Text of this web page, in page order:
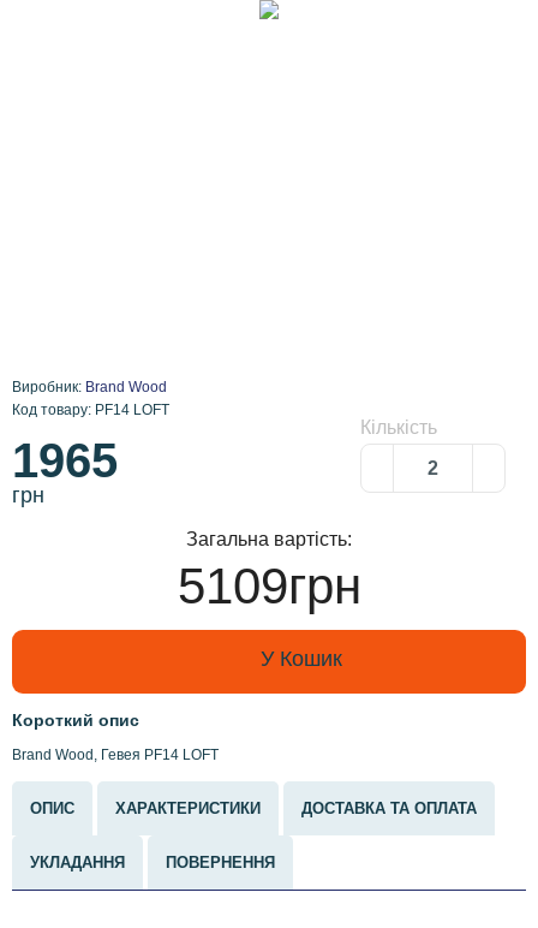
Виробник: Brand Wood
Код товару: PF14 LOFT
1965
грн
Кількість
Загальна вартість:
5109грн
У Кошик
Короткий опис
Brand Wood, Гевея PF14 LOFT
ОПИС ХАРАКТЕРИСТИКИ ДОСТАВКА ТА ОПЛАТА
УКЛАДАННЯ ПОВЕРНЕННЯ